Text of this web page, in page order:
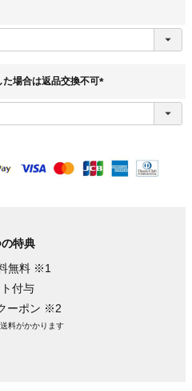
場合は返品交換不可
須
特典
無料 ※1
付与
ーポン ※2
料がかかります